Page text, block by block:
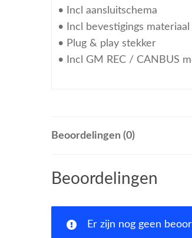
• Incl aansluitschema
• Incl bevestigings materiaal
• Plug & play stekker
• Incl GM REC / CANBUS
Beoordelingen (0)
Beoordelingen
Er zijn nog geen